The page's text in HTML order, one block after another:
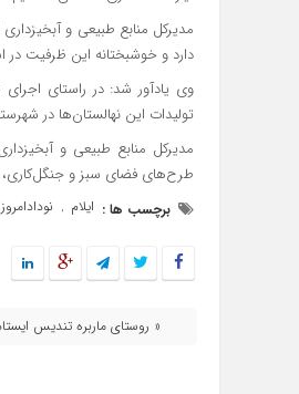
مدیرکل منابع طبیعی و
دارد و خوشبختانه این ظرفیت در
تولیدات این نهالستان‌ها در
مدیرکل منابع طبیعی و
طرح‌های فضای سبز و جنگل‌کاری،
برچسب ها : ایلام , نودادامروز
« روستای ماربره تندیس